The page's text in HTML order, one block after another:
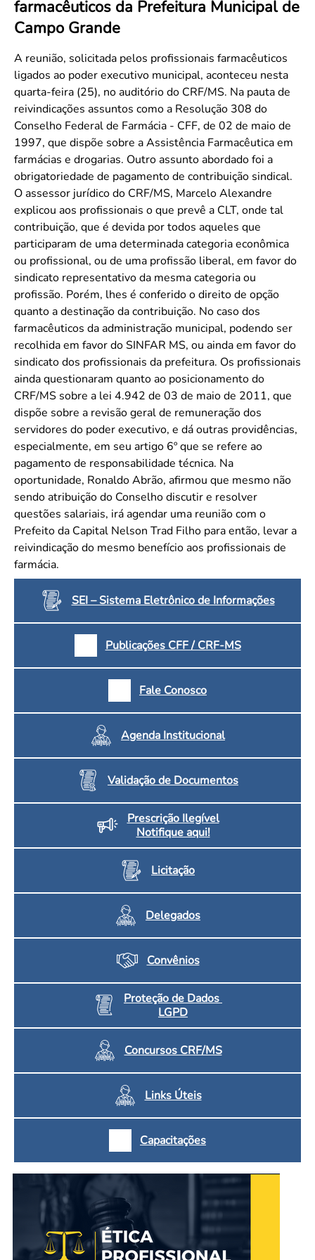
Convenção Coletiva 2025/2026 – Piso salarial Farmácias e Drogaria
Consulta de Farmacêuticos e Estabelecimentos Inscritos no CRF/MS
Saúde Pública e Indígena
Calendário Eleitoral
Candidatos
Votação
Dúvidas Frequentes
Eleições Anteriores
farmacêuticos da Prefeitura Municipal de
Campo Grande
A reunião, solicitada pelos profissionais farmacêuticos
ligados ao poder executivo municipal, aconteceu nesta
quarta-feira (25), no auditório do CRF/MS. Na pauta de
reivindicações assuntos como a Resolução 308 do
Conselho Federal de Farmácia - CFF, de 02 de maio de
1997, que dispõe sobre a Assistência Farmacêutica em
farmácias e drogarias. Outro assunto abordado foi a
obrigatoriedade de pagamento de contribuição sindical.
O assessor jurídico do CRF/MS, Marcelo Alexandre
explicou aos profissionais o que prevê a CLT, onde tal
contribuição, que é devida por todos aqueles que
participaram de uma determinada categoria econômica
ou profissional, ou de uma profissão liberal, em favor do
sindicato representativo da mesma categoria ou
profissão. Porém, lhes é conferido o direito de opção
quanto a destinação da contribuição. No caso dos
farmacêuticos da administração municipal, podendo ser
recolhida em favor do SINFAR MS, ou ainda em favor do
sindicato dos profissionais da prefeitura. Os profissionais
ainda questionaram quanto ao posicionamento do
CRF/MS sobre a lei 4.942 de 03 de maio de 2011, que
dispõe sobre a revisão geral de remuneração dos
servidores do poder executivo, e dá outras providências,
especialmente, em seu artigo 6º que se refere ao
pagamento de responsabilidade técnica. Na
oportunidade, Ronaldo Abrão, afirmou que mesmo não
sendo atribuição do Conselho discutir e resolver
questões salariais, irá agendar uma reunião com o
Prefeito da Capital Nelson Trad Filho para então, levar a
reivindicação do mesmo benefício aos profissionais de
farmácia.
SEI – Sistema Eletrônico de Informações
Publicações CFF / CRF-MS
Fale Conosco
Agenda Institucional
Validação de Documentos
Prescrição Ilegível
Notifique aqui!
Licitação
Delegados
Convênios
Proteção de Dados
LGPD
Concursos CRF/MS
Links Úteis
Capacitações